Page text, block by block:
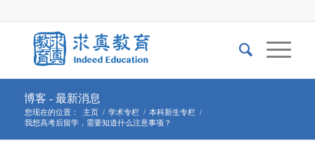
博客 - 最新消息
您现在的位置： 主页 / 学术专栏 / 本科新生专栏 /
我想高考后留学，需要知道什么注意事项？